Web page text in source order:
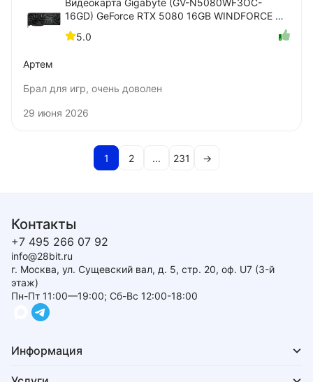
Видеокарта Gigabyte (GV-N5080WF3OC-
16GD) GeForce RTX 5080 16GB WINDFORCE OC
SFF
5.0
Артем
Брал для игр, очень доволен
29 июня 2026
1 2 ... 231 →
Контакты
+7 495 266 07 92
info@28bit.ru
г. Москва, ул. Сущевский вал, д. 5, стр. 20, оф. U7 (3-й
этаж)
Пн-Пт 11:00—19:00; Сб-Вс 12:00-18:00
Информация